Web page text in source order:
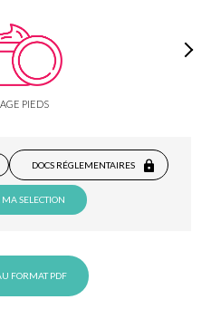
PIEDS
DOCS RÉGLEMENTAIRES
SELECTION
FORMAT PDF